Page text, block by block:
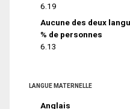
6.19
Aucune des deux
% de personnes
6.13
LANGUE MATERNELLE
Anglais